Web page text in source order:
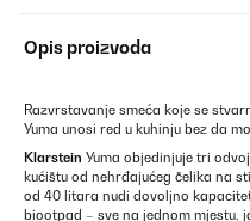
Opis proizvoda
Razvrstavanje smeća koje se
Yuma unosi red u kuhinju bez da
Klarstein Yuma objedinjuje tri
kućištu od nehrđajućeg čelika na
od 40 litara nudi dovoljno
biootpad – sve na jednom mjestu,